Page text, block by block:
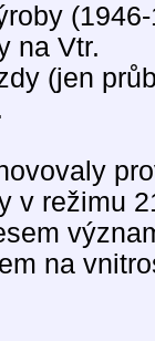
na Vtr.
(jen
v režimu
na